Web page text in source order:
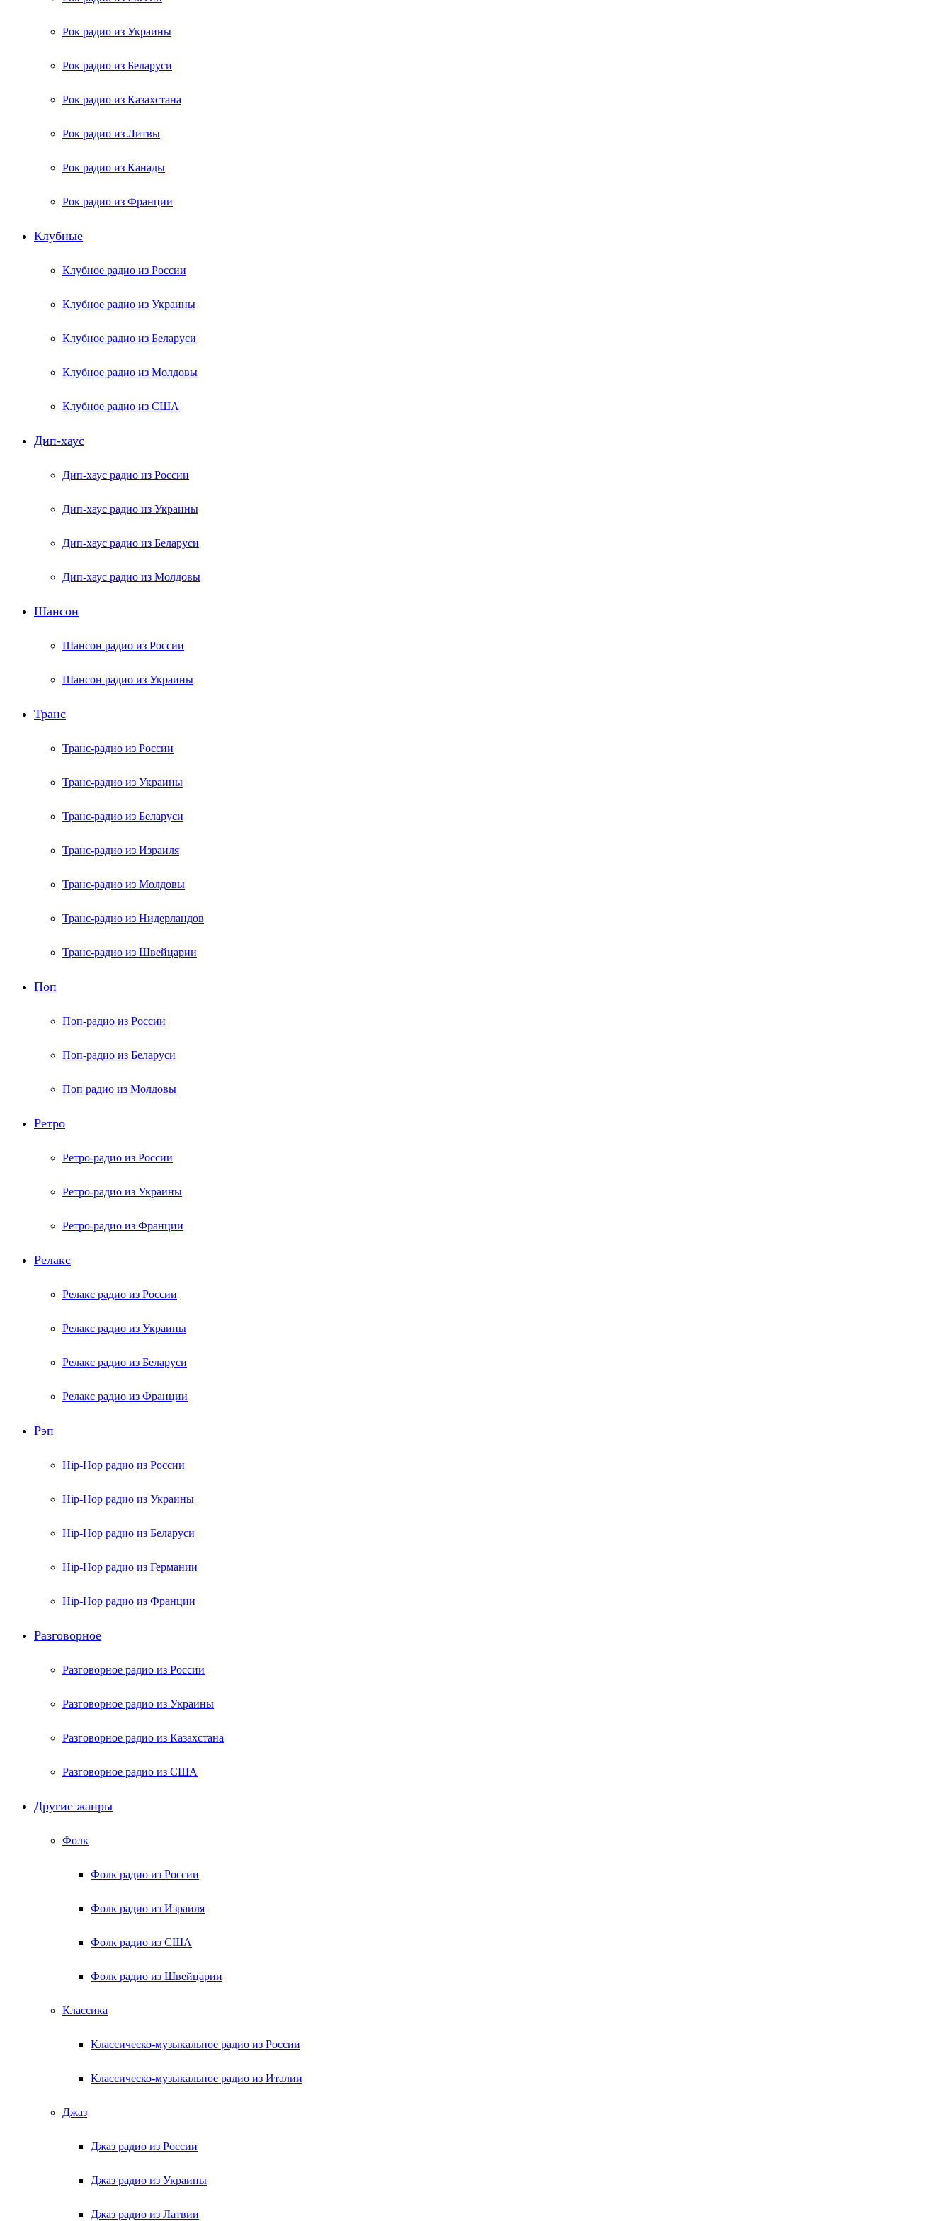
Рок радио из Украины
Рок радио из Беларуси
Рок радио из Казахстана
Рок радио из Литвы
Рок радио из Канады
Рок радио из Франции
Клубные
Клубное радио из России
Клубное радио из Украины
Клубное радио из Беларуси
Клубное радио из Молдовы
Клубное радио из США
Дип-хаус
Дип-хаус радио из России
Дип-хаус радио из Украины
Дип-хаус радио из Беларуси
Дип-хаус радио из Молдовы
Шансон
Шансон радио из России
Шансон радио из Украины
Транс
Транс-радио из России
Транс-радио из Украины
Транс-радио из Беларуси
Транс-радио из Израиля
Транс-радио из Молдовы
Транс-радио из Нидерландов
Транс-радио из Швейцарии
Поп
Поп-радио из России
Поп-радио из Беларуси
Поп радио из Молдовы
Ретро
Ретро-радио из России
Ретро-радио из Украины
Ретро-радио из Франции
Релакс
Релакс радио из России
Релакс радио из Украины
Релакс радио из Беларуси
Релакс радио из Франции
Рэп
Hip-Hop радио из России
Hip-Hop радио из Украины
Hip-Hop радио из Беларуси
Hip-Hop радио из Германии
Hip-Hop радио из Франции
Разговорное
Разговорное радио из России
Разговорное радио из Украины
Разговорное радио из Казахстана
Разговорное радио из США
Другие жанры
Фолк
Фолк радио из России
Фолк радио из Израиля
Фолк радио из США
Фолк радио из Швейцарии
Классика
Классическо-музыкальное радио из России
Классическо-музыкальное радио из Италии
Джаз
Джаз радио из России
Джаз радио из Украины
Джаз радио из Латвии